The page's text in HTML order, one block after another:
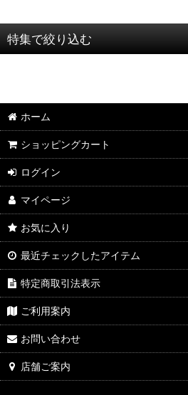
在庫あり
特集で絞り込む
2026年6月DMワイン
2026年5月DMワイン
2026年4月DMワイン
2026年3月DMワイン
2026年2月DMワイン
2026年1月DMワイン
2025年12月DMワイン
2025年11月DMワイン
2025年10月DMワイン
ホーム
ショッピングカート
ログイン
マイページ
お気に入り
最近チェックしたアイテム
特定商取引法表示
ご利用案内
お問い合わせ
店舗ご案内